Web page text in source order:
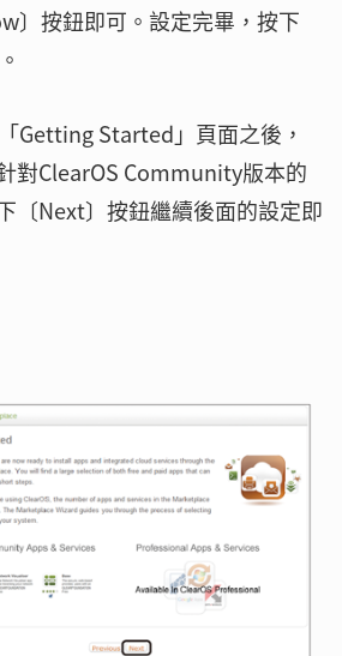
〕按鈕即可。設定完畢，按下
Getting Started」頁面之後，
對ClearOS Community版本的
〔Next〕按鈕繼續後面的設定即